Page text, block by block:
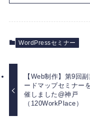
WordPressセミナー
【Web制作】第9回副
ードマップセミナー
催しました@神戸
（120WorkPlace）